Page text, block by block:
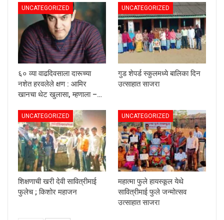
UNCATEGORIZED
६० व्या वाढदिवसाला दारूच्या
नशेत हरवलेले क्षण : आमिर
खानचा थेट खुलासा, म्हणाला –…
UNCATEGORIZED
गुड शेपर्ड स्कुलमध्ये बालिका दिन
उत्साहात साजरा
UNCATEGORIZED
शिक्षणाची खरी देवी सावित्रीमाई
फुलेच ; किशोर महाजन
UNCATEGORIZED
महात्मा फुले हायस्कूल येथे
सावित्रीमाई फुले जन्मोत्सव
उत्साहात साजरा